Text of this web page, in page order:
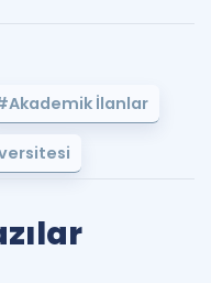
İlanlar